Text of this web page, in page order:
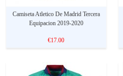
Camiseta Atletico De Madrid Tercera
Equipacion 2019-2020
€17.00